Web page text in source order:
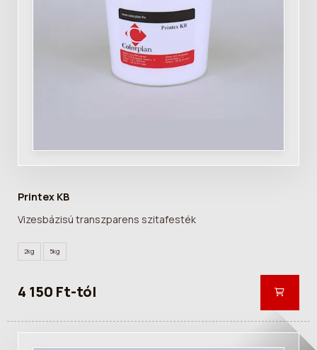
Printex KB
Vizesbázisú transzparens szitafesték
2kg 5kg
4 150 Ft-tól